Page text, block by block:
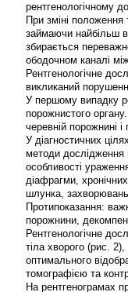
рентгенологічному
При зміні положення
займаючи найбільш
збирається
ободочном каналі
Рентгенологічне
викликаний
У першому випадку
порожнистого
черевній порожнині
У діагностичних
методи дослідження
особливості
діафрагми,
шлунка, захворювань
Протипоказання:
порожнини,
Рентгенологічне
тіла хворого (рис.
оптимального
томографією та
На рентгенограмах